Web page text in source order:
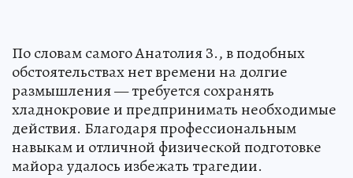
По словам самого Анатолия З., в подобных
обстоятельствах нет времени на долгие
размышления — требуется сохранять
хладнокровие и предпринимать необходимые
действия. Благодаря профессиональным
навыкам и отличной физической подготовке
майора удалось избежать трагедии.